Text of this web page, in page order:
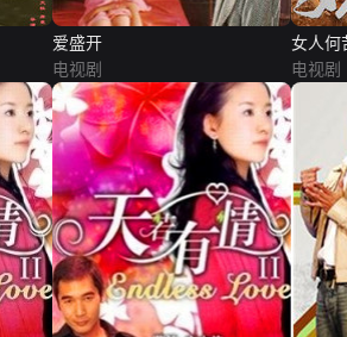
爱盛开
电视剧
女人何
电视剧